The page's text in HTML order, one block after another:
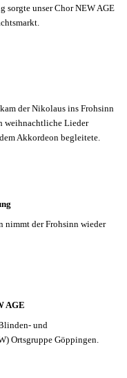
sorgte unser Chor NEW AGE
der Nikolaus ins Frohsinn
weihnachtliche Lieder
Akkordeon begleitete.
nimmt der Frohsinn wieder
AGE
und
Ortsgruppe Göppingen.